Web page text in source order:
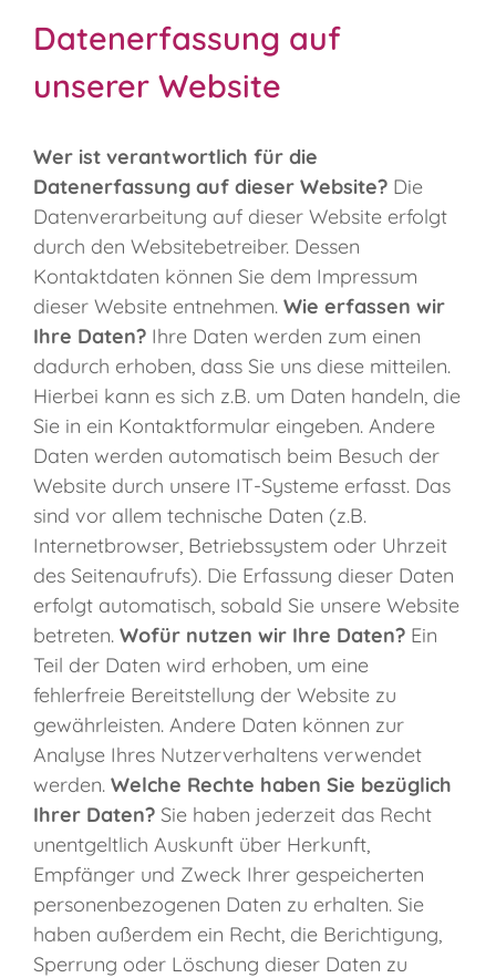
Datenerfassung auf
unserer Website
Wer ist verantwortlich für die
Datenerfassung auf dieser Website? Die
Datenverarbeitung auf dieser Website erfolgt
durch den Websitebetreiber. Dessen
Kontaktdaten können Sie dem Impressum
dieser Website entnehmen. Wie erfassen wir
Ihre Daten? Ihre Daten werden zum einen
dadurch erhoben, dass Sie uns diese mitteilen.
Hierbei kann es sich z.B. um Daten handeln, die
Sie in ein Kontaktformular eingeben. Andere
Daten werden automatisch beim Besuch der
Website durch unsere IT-Systeme erfasst. Das
sind vor allem technische Daten (z.B.
Internetbrowser, Betriebssystem oder Uhrzeit
des Seitenaufrufs). Die Erfassung dieser Daten
erfolgt automatisch, sobald Sie unsere Website
betreten. Wofür nutzen wir Ihre Daten? Ein
Teil der Daten wird erhoben, um eine
fehlerfreie Bereitstellung der Website zu
gewährleisten. Andere Daten können zur
Analyse Ihres Nutzerverhaltens verwendet
werden. Welche Rechte haben Sie bezüglich
Ihrer Daten? Sie haben jederzeit das Recht
unentgeltlich Auskunft über Herkunft,
Empfänger und Zweck Ihrer gespeicherten
personenbezogenen Daten zu erhalten. Sie
haben außerdem ein Recht, die Berichtigung,
Sperrung oder Löschung dieser Daten zu